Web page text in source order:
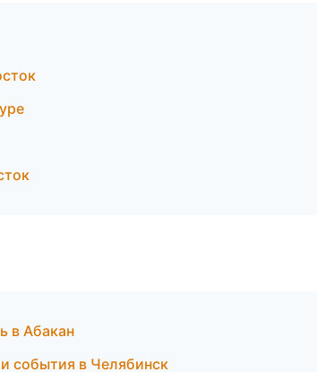
в Абакан
события в Челябинск